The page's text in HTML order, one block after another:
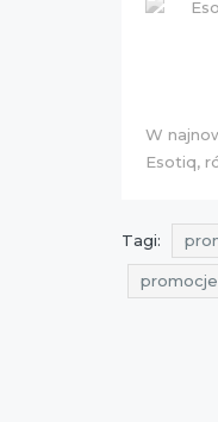
W
Esotiq,
Tagi: